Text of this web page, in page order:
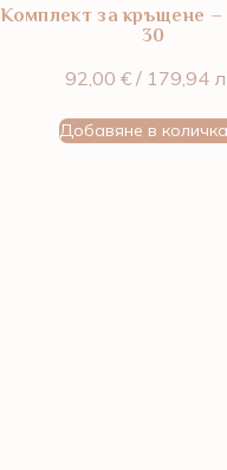
Комплект за кръщене –
30
92,00 €/ 179,94
Добавяне в